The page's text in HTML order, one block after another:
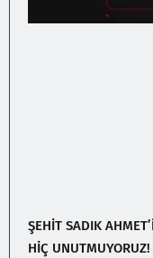
ŞEHİT SADIK
HİÇ UNUTMUYORUZ!